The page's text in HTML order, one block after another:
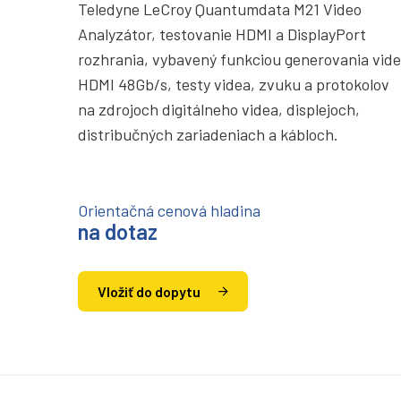
Teledyne LeCroy Quantumdata M21 Video
Analyzátor, testovanie HDMI a DisplayPort
rozhrania, vybavený funkciou generovania
HDMI 48Gb/s, testy videa, zvuku a protokolov
na zdrojoch digitálneho videa, displejoch,
distribučných zariadeniach a kábloch.
Orientačná cenová hladina
na dotaz
Vložiť do dopytu